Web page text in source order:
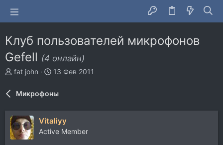
Клуб пользователей микрофонов
Gefell (4 онлайн)
А
т
р
т
е
м
fat john
Д
н
а
13 Фев 2011
Микрофоны
Vitaliyy
Active Member